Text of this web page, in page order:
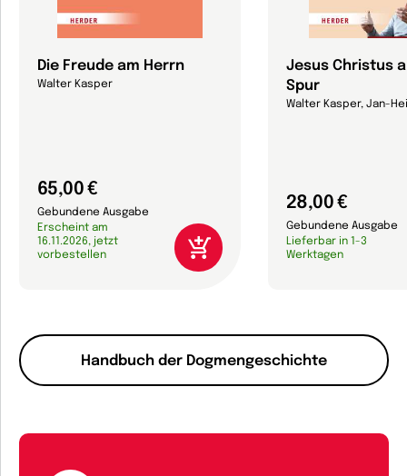
Handbuch der Dogmengeschichte
Die Freude am Herrn
Walter Kasper
65,00 €
Gebundene Ausgabe
Erscheint am
16.11.2026, jetzt
vorbestellen
Jesus Christus
Spur
Walter Kasper, Jan-
28,00 €
Gebundene Ausgabe
Lieferbar in 1-3
Werktagen